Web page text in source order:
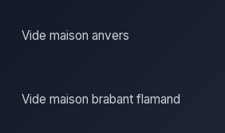
Vide maison anvers
Vide maison brabant flamand